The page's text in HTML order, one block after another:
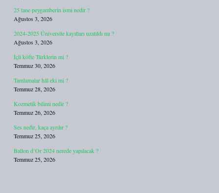
25 tane peygamberin ismi nedir ?
Ağustos 3, 2026
2024-2025 Üniversite kayıtları uzatıldı mı ?
Ağustos 3, 2026
İçli köfte Türklerin mi ?
Temmuz 30, 2026
Tamlamalar hâl eki mi ?
Temmuz 28, 2026
Kozmetik bilimi nedir ?
Temmuz 26, 2026
Ses nedir, kaça ayrılır ?
Temmuz 25, 2026
Ballon d’Or 2024 nerede yapılacak ?
Temmuz 25, 2026